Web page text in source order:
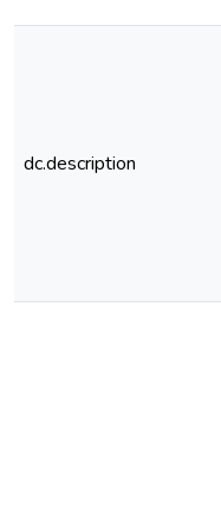
dc.description